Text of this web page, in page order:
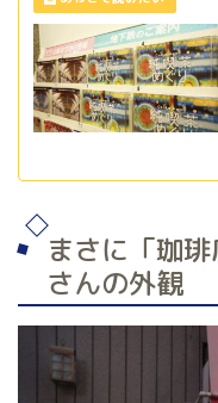
まさに「珈
さんの外観